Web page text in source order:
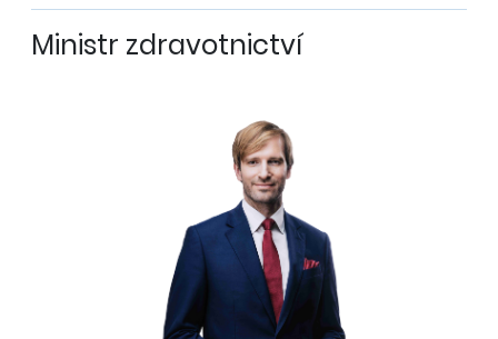
Ministr zdravotnictví